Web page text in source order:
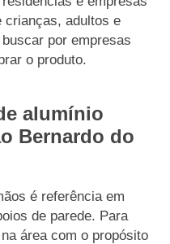
crianças, adultos e
por empresas
o produto.
alumínio
Bernardo do
é referência em
de parede. Para
área com o propósito